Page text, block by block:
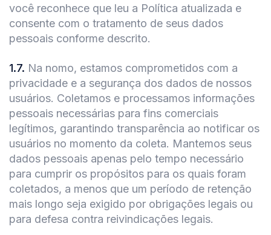
você reconhece que leu a Política atualizada e
consente com o tratamento de seus dados
pessoais conforme descrito.
1.7. Na nomo, estamos comprometidos com a
privacidade e a segurança dos dados de nossos
usuários. Coletamos e processamos informações
pessoais necessárias para fins comerciais
legítimos, garantindo transparência ao notificar os
usuários no momento da coleta. Mantemos seus
dados pessoais apenas pelo tempo necessário
para cumprir os propósitos para os quais foram
coletados, a menos que um período de retenção
mais longo seja exigido por obrigações legais ou
para defesa contra reivindicações legais.